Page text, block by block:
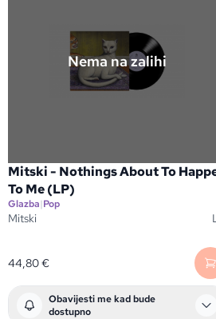
Nema na zalihi
Mitski - Nothings About To
To Me (LP)
Glazba|Pop
Mitski
44,80€
Obavijesti me kad bude
dostupno